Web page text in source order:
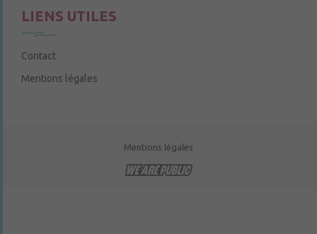
LIENS UTILES
Contact
Mentions légales
Mentions légales